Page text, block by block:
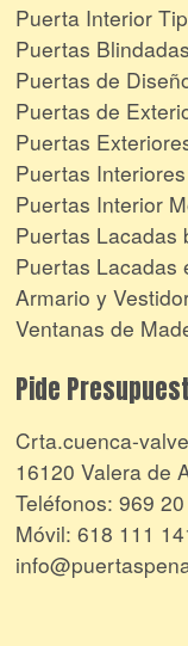
Puerta Interior
Puertas Blindadas
Puertas de
Puertas de
Puertas
Puertas
Puertas Interior
Puertas Lacadas
Puertas Lacadas
Armario y
Ventanas de
Pide
Crta.cuenca-
16120 Valera de
Teléfonos: 969
Móvil: 618 111